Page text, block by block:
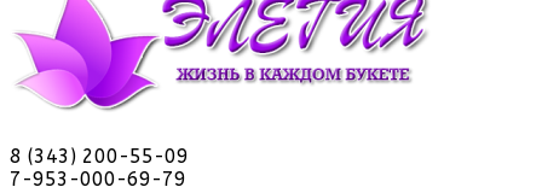
8 (343) 200-55-09
7-953-000-69-79